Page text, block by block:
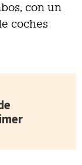
con un
coches